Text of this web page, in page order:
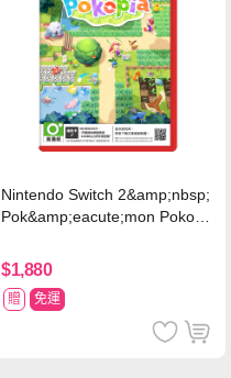
Nintendo Switch 2&amp;nbsp;
Pok&amp;eacute;mon Pokopi
$1,880
贈 免運